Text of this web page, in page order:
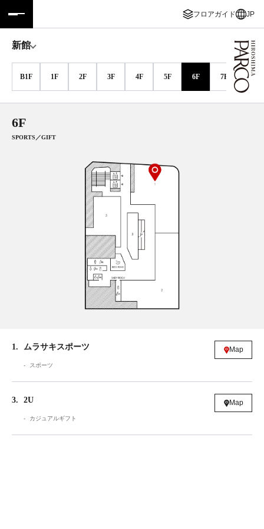
フロアガイド JP
施設案内・アクセス
イベント・ポップアップ
ニュース
繁体字
簡体字
한국어
新館
B1F 1F 2F 3F 4F 5F 6F 7F 8F
6F
SPORTS／GIFT
1 ムラサキスポーツ
スポーツ
Map
3 2U
カジュアルギフト
Map